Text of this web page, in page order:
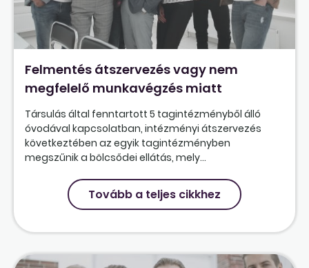
Felmentés átszervezés vagy nem
megfelelő munkavégzés miatt
Társulás által fenntartott 5 tagintézményből álló
óvodával kapcsolatban, intézményi átszervezés
következtében az egyik tagintézményben
megszűnik a bölcsődei ellátás, mely...
Tovább a teljes cikkhez